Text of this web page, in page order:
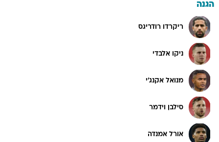
הגנה
ריקרדו רודריגס
ניקו אלבדי
מנואל אקנג'י
סילבן וידמר
אורל אמנדה